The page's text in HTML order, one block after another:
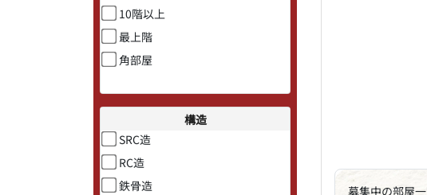
10階以上
最上階
角部屋
構造
SRC造
RC造
鉄骨造
募集中の部屋